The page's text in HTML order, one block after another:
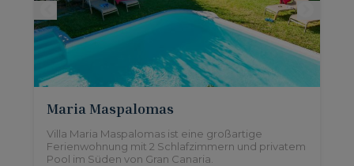
Maria Maspalomas
Villa Maria Maspalomas ist eine großartige
Ferienwohnung mit 2 Schlafzimmern und privatem
Pool im Süden von Gran Canaria.